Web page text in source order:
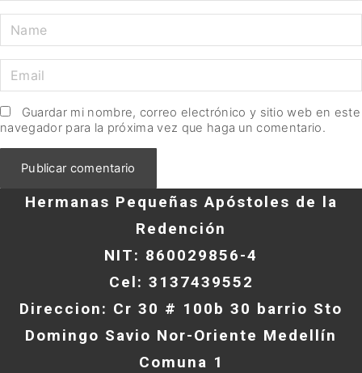
Guardar mi nombre, correo electrónico y sitio web en este
navegador para la próxima vez que haga un comentario.
Hermanas Pequeñas Apóstoles de la
Redención
NIT: 860029856-4
Cel: 3137439552
Direccion: Cr 30 # 100b 30 barrio Sto
Domingo Savio Nor-Oriente Medellín
Comuna 1